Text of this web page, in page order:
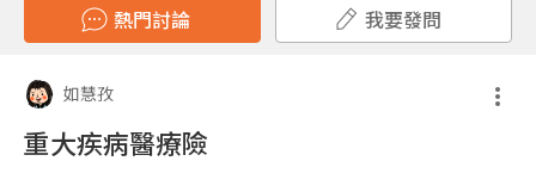
熱門討論 我要發問
如慧孜
重大疾病醫療險